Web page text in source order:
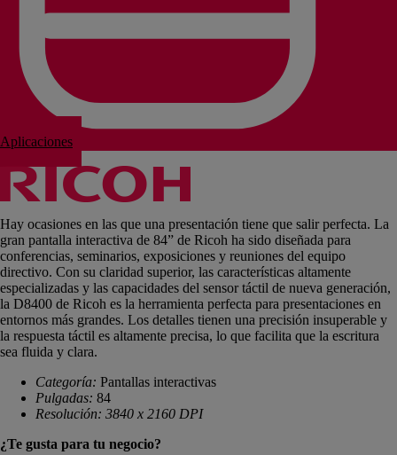
Aplicaciones
Hay ocasiones en las que una presentación tiene que salir perfecta. La
gran pantalla interactiva de 84” de Ricoh ha sido diseñada para
conferencias, seminarios, exposiciones y reuniones del equipo
directivo. Con su claridad superior, las características altamente
especializadas y las capacidades del sensor táctil de nueva generación,
la D8400 de Ricoh es la herramienta perfecta para presentaciones en
entornos más grandes. Los detalles tienen una precisión insuperable y
la respuesta táctil es altamente precisa, lo que facilita que la escritura
sea fluida y clara.
Categoría: Pantallas interactivas
Pulgadas: 84
Resolución: 3840 x 2160 DPI
¿Te gusta para tu negocio?